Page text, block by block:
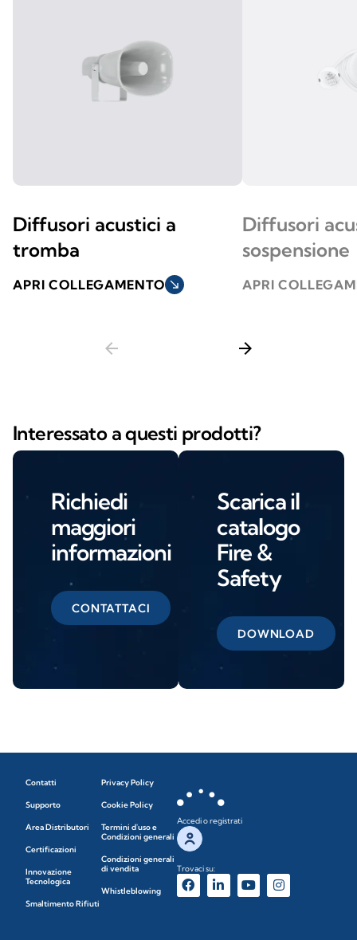
Diffusori acustici a
tromba
APRI COLLEGAMENTO south_east
Diffusori
sospensione
APRI
arrow_back arrow_forward
Interessato a questi prodotti?
Richiedi
maggiori
informazioni
CONTATTACI
Scarica il
catalogo
Fire &
Safety
DOWNLOAD
Contatti
Supporto
Area Distributori
Certificazioni
Innovazione
Tecnologica
Smaltimento Rifiuti
Privacy Policy
Cookie Policy
Termini d'uso e
Condizioni generali
Condizioni generali
di vendita
Whistleblowing
Accedi o registrati
Trovaci su: